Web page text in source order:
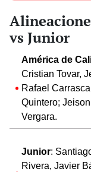
vs Junior
América de
Cristian Tovar,
Rafael
Quintero;
Vergara.
Junior:
Rivera, Javier